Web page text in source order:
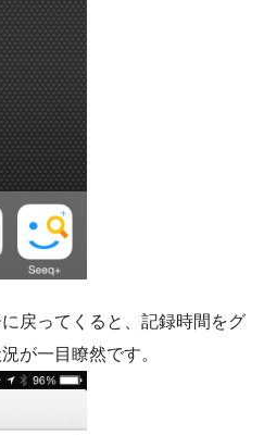
戻ってくると、記録時間をグ
が一目瞭然です。